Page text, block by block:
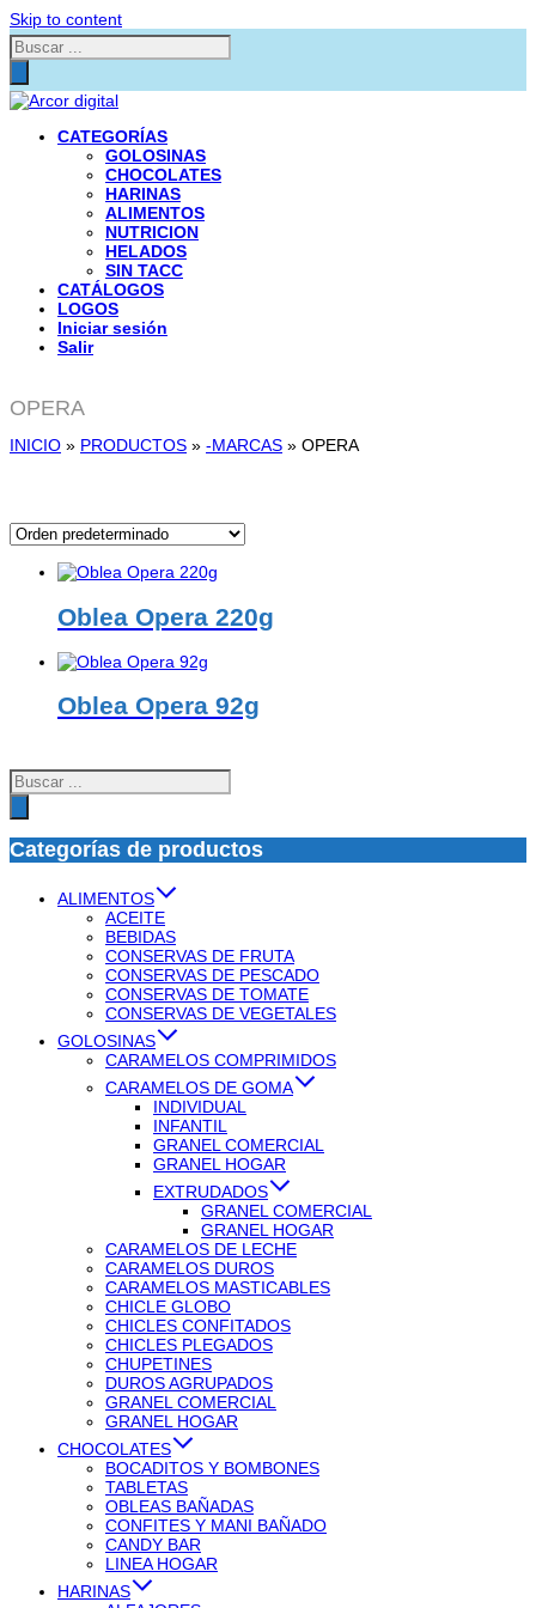
Skip to content
Búsqueda
de
productos
CATEGORÍAS
GOLOSINAS
CHOCOLATES
HARINAS
ALIMENTOS
NUTRICION
HELADOS
SIN TACC
CATÁLOGOS
LOGOS
Iniciar sesión
Salir
OPERA
INICIO » PRODUCTOS » -MARCAS » OPERA
Oblea Opera 220g
Oblea Opera 92g
Búsqueda
de
productos
Categorías de productos
ALIMENTOS
ACEITE
BEBIDAS
CONSERVAS DE FRUTA
CONSERVAS DE PESCADO
CONSERVAS DE TOMATE
CONSERVAS DE VEGETALES
GOLOSINAS
CARAMELOS COMPRIMIDOS
CARAMELOS DE GOMA
INDIVIDUAL
INFANTIL
GRANEL COMERCIAL
GRANEL HOGAR
EXTRUDADOS
GRANEL COMERCIAL
GRANEL HOGAR
CARAMELOS DE LECHE
CARAMELOS DUROS
CARAMELOS MASTICABLES
CHICLE GLOBO
CHICLES CONFITADOS
CHICLES PLEGADOS
CHUPETINES
DUROS AGRUPADOS
GRANEL COMERCIAL
GRANEL HOGAR
CHOCOLATES
BOCADITOS Y BOMBONES
TABLETAS
OBLEAS BAÑADAS
CONFITES Y MANI BAÑADO
CANDY BAR
LINEA HOGAR
HARINAS